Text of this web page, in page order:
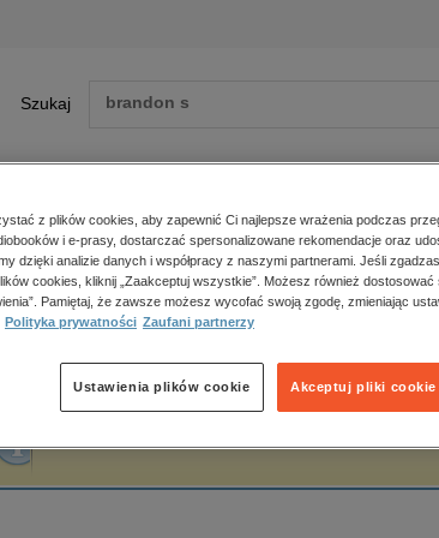
Szukaj
Zobacz
polityka, społeczno-informacyjne
psychologiczne
popularno-naukowe
historia
główna Vanessa Salt
Salt
z plików cookies, aby zapewnić Ci najlepsze wrażenia podczas
i e-prasy, dostarczać spersonalizowane rekomendacje oraz
dzięki analizie danych i współpracy z naszymi partnerami. Jeśli
cookies, kliknij „Zaakceptuj wszystkie”. Możesz również dostosować
Pamiętaj, że zawsze możesz wycofać swoją zgodę, zmieniając
Polityka prywatności Zaufani partnerzy
Akceptuj pliki cookie
Ustawienia plików cookie